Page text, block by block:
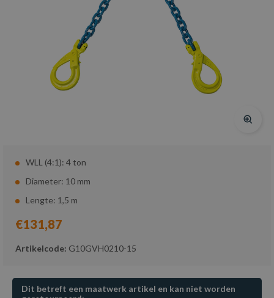
WLL (4:1): 4 ton
Diameter: 10 mm
Lengte: 1,5 m
€131,87
Artikelcode: G10GVH0210-15
Dit betreft een maatwerk artikel en kan niet worden